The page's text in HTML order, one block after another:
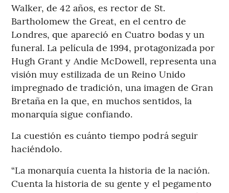
Walker, de 42 años, es rector de St.
Bartholomew the Great, en el centro de
Londres, que apareció en Cuatro bodas y un
funeral. La película de 1994, protagonizada por
Hugh Grant y Andie McDowell, representa una
visión muy estilizada de un Reino Unido
impregnado de tradición, una imagen de Gran
Bretaña en la que, en muchos sentidos, la
monarquía sigue confiando.
La cuestión es cuánto tiempo podrá seguir
haciéndolo.
“La monarquía cuenta la historia de la nación.
Cuenta la historia de su gente y el pegamento